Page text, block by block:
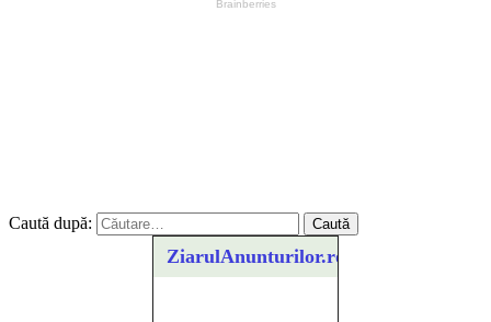
Caută după:
ZiarulAnunturilor.ro